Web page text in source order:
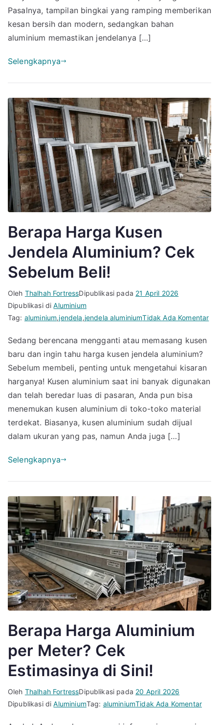
Kamar
Aluminium
Minimalis
Pasalnya, tampilan bingkai yang ramping memberikan
kesan bersih dan modern, sedangkan bahan
aluminium memastikan jendelanya […]
Selengkapnya
Berapa Harga Kusen
Jendela Aluminium? Cek
Sebelum Beli!
Oleh Thalhah FortressDipublikasi pada 21 April 2026
Dipublikasi diAluminium
Tag: aluminium,jendela,jendela aluminiumTidak Ada Komentar
Sedang berencana mengganti atau memasang kusen
baru dan ingin tahu harga kusen jendela aluminium?
Sebelum membeli, penting untuk mengetahui kisaran
harganya! Kusen aluminium saat ini banyak digunakan
dan telah beredar luas di pasaran, Anda pun bisa
menemukan kusen aluminium di toko-toko material
terdekat. Biasanya, kusen aluminium sudah dijual
dalam ukuran yang pas, namun Anda juga […]
Selengkapnya
Berapa Harga Aluminium
per Meter? Cek
Estimasinya di Sini!
Oleh Thalhah FortressDipublikasi pada 20 April 2026
Dipublikasi diAluminiumTag: aluminiumTidak Ada Komentarpada